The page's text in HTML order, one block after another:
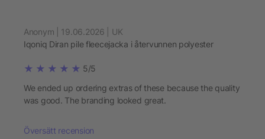
Anonym | 19.06.2026 | UK
Iqoniq Diran pile fleecejacka i återvunnen polyester
5/5
We ended up ordering extras of these because the quality
was good. The branding looked great.
Översätt recension